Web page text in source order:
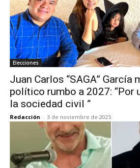
Elecciones
Juan Carlos “SAGA” García
político rumbo a 2027: “Por
la sociedad civil ”
Redacción - 3 de noviembre de 2025